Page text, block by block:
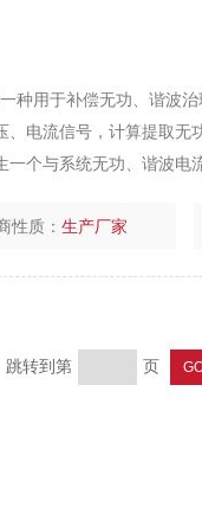
种用于补偿无功、谐波
电流信号，计算提取无
个与系统无功、谐波电
性质：生产厂家
转到第 页